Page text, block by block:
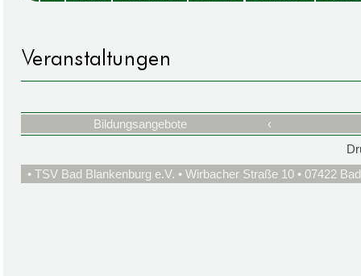
Bildungsangebote
‹
• TSV Bad Blankenburg e.V. • Wirbacher Straße 10 • 07422